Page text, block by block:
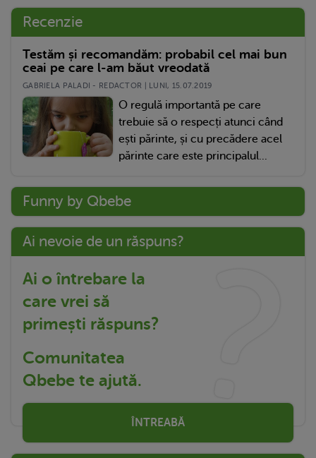
Recenzie
Testăm și recomandăm: probabil cel mai bun
ceai pe care l-am băut vreodată
GABRIELA PALADI - REDACTOR | LUNI, 15.07.2019
O regulă importantă pe care
trebuie să o respecți atunci când
ești părinte, și cu precădere acel
părinte care este principalul...
Funny by Qbebe
Ai nevoie de un răspuns?
Ai o întrebare la
care vrei să
primești răspuns?
Comunitatea
Qbebe te ajută.
ÎNTREABĂ